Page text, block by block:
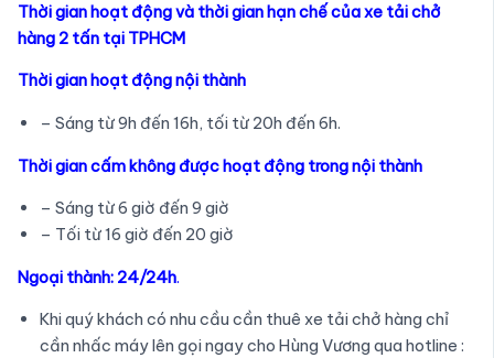
Thời gian hoạt động và thời gian hạn chế của xe tải chở
hàng 2 tấn tại TPHCM
Thời gian hoạt động nội thành
– Sáng từ 9h đến 16h, tối từ 20h đến 6h.
Thời gian cấm không được hoạt động trong nội thành
– Sáng từ 6 giờ đến 9 giờ
– Tối từ 16 giờ đến 20 giờ
Ngoại thành: 24/24h.
Khi quý khách có nhu cầu cần thuê xe tải chở hàng chỉ
cần nhấc máy lên gọi ngay cho Hùng Vương qua hotline :